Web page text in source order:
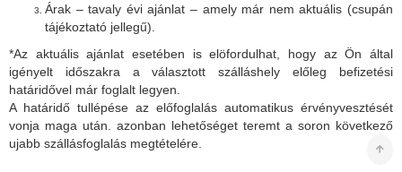
Árak – tavaly évi ajánlat – amely már nem aktuális (csupán
tájékoztató jellegű).
*Az aktuális ajánlat esetében is elöfordulhat, hogy az Ön által
igényelt időszakra a választott szálláshely előleg befizetési
határidővel már foglalt legyen.
A határidő tullépése az előfoglalás automatikus érvényvesztését
vonja maga után. azonban lehetőséget teremt a soron következő
ujabb szállásfoglalás megtételére.